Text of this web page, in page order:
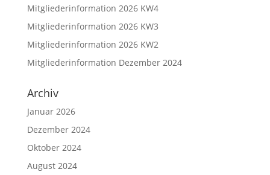
Mitgliederinformation 2026 KW4
Mitgliederinformation 2026 KW3
Mitgliederinformation 2026 KW2
Mitgliederinformation Dezember 2024
Archiv
Januar 2026
Dezember 2024
Oktober 2024
August 2024